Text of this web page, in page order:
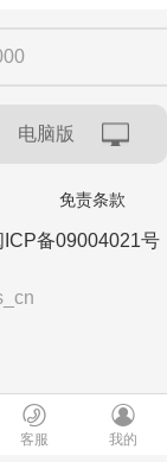
电脑版
免责条款
ICP备09004021号
客服 我的